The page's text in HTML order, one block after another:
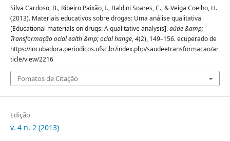
Silva Cardoso, B., Ribeiro Paixão, I., Baldini Soares, C., & Veiga Coelho, H.
(2013). Materiais educativos sobre drogas: Uma análise qualitativa
[Educational materials on drugs: A qualitative analysis].aúde &amp;
Transformação ocial ealth &mp; ocial hange,4(2), 149–156. ecuperado de
https://incubadora.periodicos.ufsc.br/index.php/saudeetransformacao/ar
ticle/view/2216
Fomatos de Citação
Edição
v. 4 n. 2 (2013)